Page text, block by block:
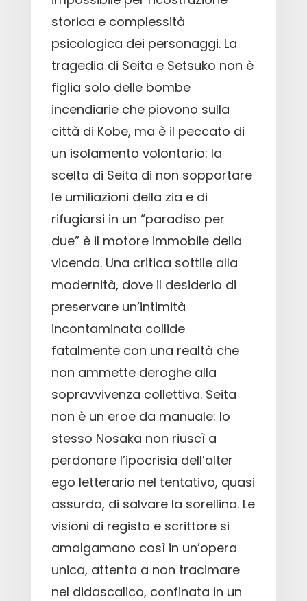
storica e complessità
psicologica dei personaggi. La
tragedia di Seita e Setsuko non è
figlia solo delle bombe
incendiarie che piovono sulla
città di Kobe, ma è il peccato di
un isolamento volontario: la
scelta di Seita di non sopportare
le umiliazioni della zia e di
rifugiarsi in un “paradiso per
due” è il motore immobile della
vicenda. Una critica sottile alla
modernità, dove il desiderio di
preservare un’intimità
incontaminata collide
fatalmente con una realtà che
non ammette deroghe alla
sopravvivenza collettiva. Seita
non è un eroe da manuale: lo
stesso Nosaka non riuscì a
perdonare l’ipocrisia dell’alter
ego letterario nel tentativo, quasi
assurdo, di salvare la sorellina. Le
visioni di regista e scrittore si
amalgamano così in un’opera
unica, attenta a non tracimare
nel didascalico, confinata in un